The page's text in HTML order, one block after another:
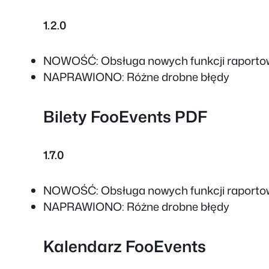
1.2.0
NOWOŚĆ: Obsługa nowych funkcji
NAPRAWIONO: Różne drobne błędy
Bilety FooEvents PDF
1.7.0
NOWOŚĆ: Obsługa nowych funkcji
NAPRAWIONO: Różne drobne błędy
Kalendarz FooEvents